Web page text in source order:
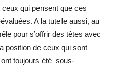
qui pensent que ces
A la tutelle aussi, au
pour s’offrir des têtes avec
position de ceux qui sont
toujours été sous-